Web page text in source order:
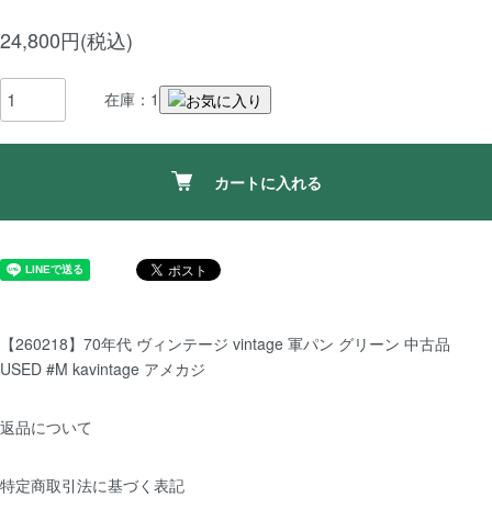
24,800円(税込)
在庫：1
カートに入れる
【260218】70年代 ヴィンテージ vintage 軍パン グリーン 中古品
USED #M kavintage アメカジ
返品について
特定商取引法に基づく表記